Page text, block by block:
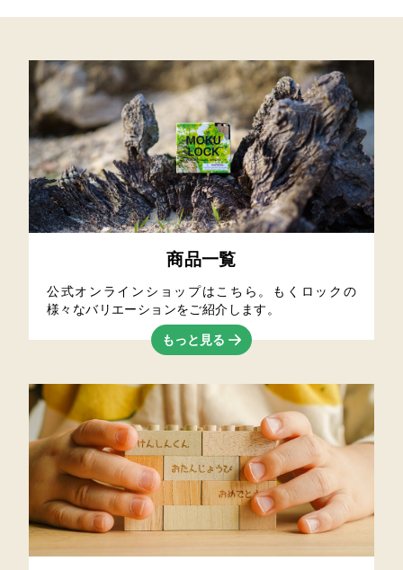
商品一覧
公式オンラインショップはこちら。もくロックの
様々なバリエーションをご紹介します。
もっと見る